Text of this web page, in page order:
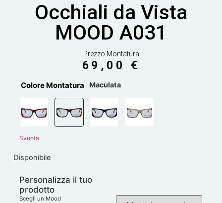
Occhiali da Vista
MOOD A031
Prezzo Montatura
69,00 €
Colore Montatura Maculata
Svuota
Disponibile
Personalizza il tuo
prodotto
Scegli un Mood